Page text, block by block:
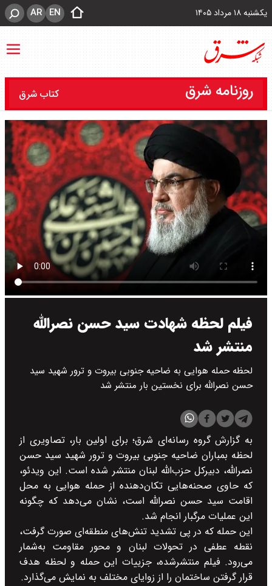
یکشنبه ۱۸ مرداد ۱۴۰۵ EN
AR
روزنامه شرق کتاب شرق
فیلم لحظه شهادت سید حسن نصرالله
منتشر شد
لحظه حمله هوایی به ضاحیه جنوبی بیروت و ترور شهید سید
حسن نصرالله برای نخستین بار منتشر شد
به گزارش گروه رسانه‌ای شرق؛ برای اولین بار، تصاویری از
لحظه بمباران ضاحیه جنوبی بیروت و ترور شهید سید حسن
نصرالله، دبیرکل حزب‌الله لبنان منتشر شده است. این ویدئو،
که حاوی صحنه‌هایی تکان‌دهنده از حمله هوایی به محل
اقامت سید حسن نصرالله است، نشان می‌دهد که چگونه
این عملیات مرگبار انجام شد.
این حمله که در پی تشدید تنش‌های منطقه‌ای صورت گرفت،
نقطه عطفی در تحولات لبنان و محور مقاومت به‌شمار
می‌رود. فیلم منتشرشده، جزییات این حمله و لحظه هدف
قرار گرفتن ساختمان را از زوایای مختلف به نمایش می‌گذارد.